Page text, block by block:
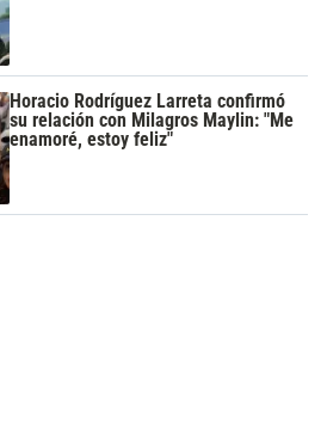
Horacio Rodríguez Larreta confirmó
su relación con Milagros Maylin: "Me
enamoré, estoy feliz"